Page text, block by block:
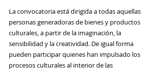
La convocatoria está dirigida a todas aquellas
personas generadoras de bienes y productos
culturales, a partir de la imaginación, la
sensibilidad y la creatividad. De igual forma
pueden participar quienes han impulsado los
procesos culturales al interior de las